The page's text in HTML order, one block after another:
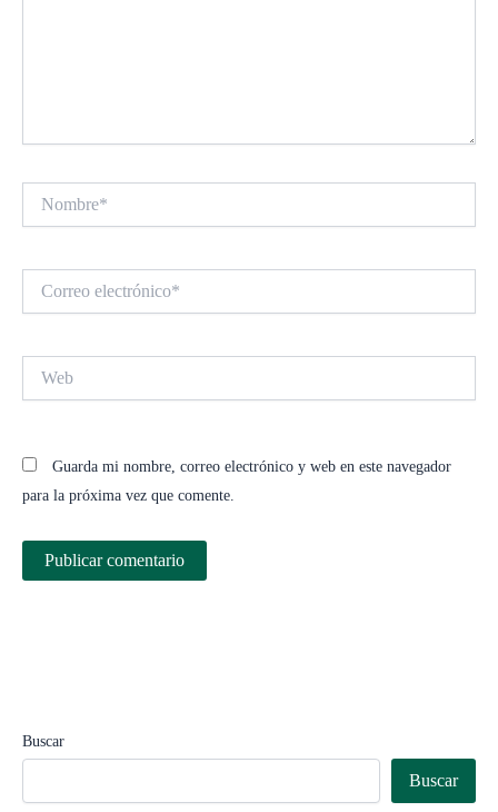
electrónico*
Guarda mi nombre, correo electrónico y web en este navegador
para la próxima vez que comente.
Buscar
Buscar